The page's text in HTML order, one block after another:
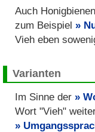
Auch
zum Beispiel
Vieh eben
Varianten
Im Sinne der
Wort "Vieh"